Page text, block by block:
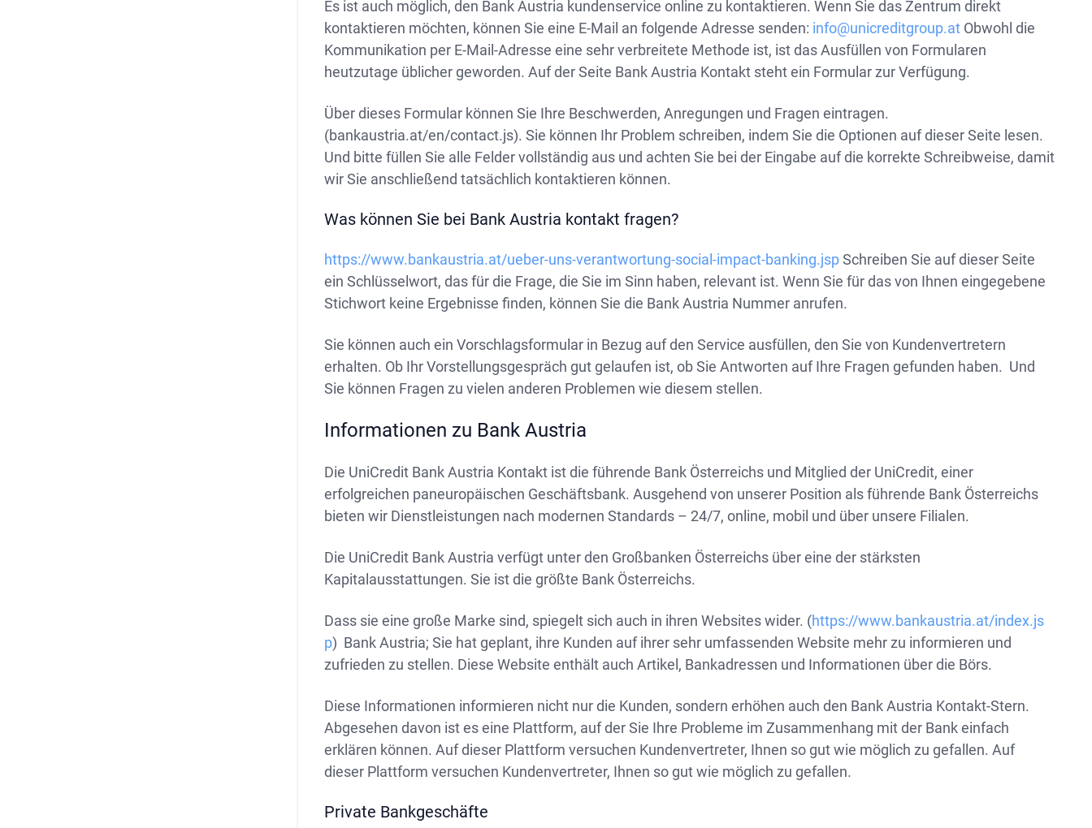
Es ist auch möglich, den Bank Austria kundenservice online zu kontaktieren. Wenn Sie das Zentrum direkt
kontaktieren möchten, können Sie eine E-Mail an folgende Adresse senden: info@unicreditgroup.atObwohl die
Kommunikation per E-Mail-Adresse eine sehr verbreitete Methode ist, ist das Ausfüllen von Formularen
heutzutage üblicher geworden. Auf der Seite Bank Austria Kontakt steht ein Formular zur Verfügung.
Über dieses Formular können Sie Ihre Beschwerden, Anregungen und Fragen eintragen.
(bankaustria.at/en/contact.js). Sie können Ihr Problem schreiben, indem Sie die Optionen auf dieser Seite lesen.
Und bitte füllen Sie alle Felder vollständig aus und achten Sie bei der Eingabe auf die korrekte Schreibweise, damit
wir Sie anschließend tatsächlich kontaktieren können.
Was können Sie bei Bank Austria kontakt fragen?
https://www.bankaustria.at/ueber-uns-verantwortung-social-impact-banking.jspSchreiben Sie auf dieser Seite
ein Schlüsselwort, das für die Frage, die Sie im Sinn haben, relevant ist. Wenn Sie für das von Ihnen eingegebene
Stichwort keine Ergebnisse finden, können Sie die Bank Austria Nummer anrufen.
Sie können auch ein Vorschlagsformular in Bezug auf den Service ausfüllen, den Sie von Kundenvertretern
erhalten. Ob Ihr Vorstellungsgespräch gut gelaufen ist, ob Sie Antworten auf Ihre Fragen gefunden haben. Und
Sie können Fragen zu vielen anderen Problemen wie diesem stellen.
Informationen zu Bank Austria
Die UniCredit Bank Austria Kontakt ist die führende Bank Österreichs und Mitglied der UniCredit, einer
erfolgreichen paneuropäischen Geschäftsbank. Ausgehend von unserer Position als führende Bank Österreichs
bieten wir Dienstleistungen nach modernen Standards – 24/7, online, mobil und über unsere Filialen.
Die UniCredit Bank Austria verfügt unter den Großbanken Österreichs über eine der stärksten
Kapitalausstattungen. Sie ist die größte Bank Österreichs.
Dass sie eine große Marke sind, spiegelt sich auch in ihren Websites wider. (https://www.bankaustria.at/index.js
p) Bank Austria; Sie hat geplant, ihre Kunden auf ihrer sehr umfassenden Website mehr zu informieren und
zufrieden zu stellen. Diese Website enthält auch Artikel, Bankadressen und Informationen über die Börs.
Diese Informationen informieren nicht nur die Kunden, sondern erhöhen auch den Bank Austria Kontakt-Stern.
Abgesehen davon ist es eine Plattform, auf der Sie Ihre Probleme im Zusammenhang mit der Bank einfach
erklären können. Auf dieser Plattform versuchen Kundenvertreter, Ihnen so gut wie möglich zu gefallen. Auf
dieser Plattform versuchen Kundenvertreter, Ihnen so gut wie möglich zu gefallen.
Private Bankgeschäfte